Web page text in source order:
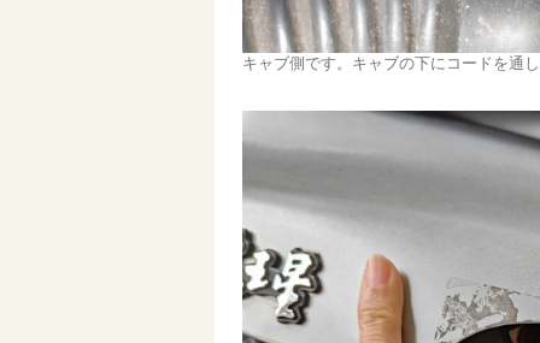
キャブ側です。キャブの下にコードを通